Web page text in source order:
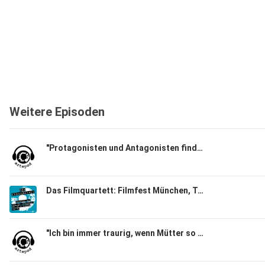
Weitere Episoden
"Protagonisten und Antagonisten finde ich langweilig"
Das Filmquartett: Filmfest München, Teil 03
"Ich bin immer traurig, wenn Mütter so einseitig verurteilt werden." Schauspielerin Corinna Harfouch und Regisseurin Pauline Roenneberg über Hilflosigkeit und Manipulation und ihre Zusammenarbeit in "Kalter Hund"